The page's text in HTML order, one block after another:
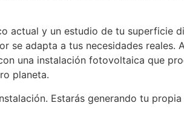
actual y un estudio de tu superficie
se adapta a tus necesidades
una instalación fotovoltaica que
planeta.
Estarás generando tu